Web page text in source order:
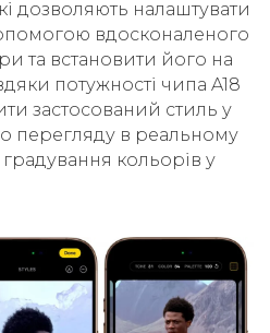
дозволяють налаштувати
вдосконаленого
та встановити його на
потужності чипа A18
застосований стиль у
перегляду в реальному
кольорів у